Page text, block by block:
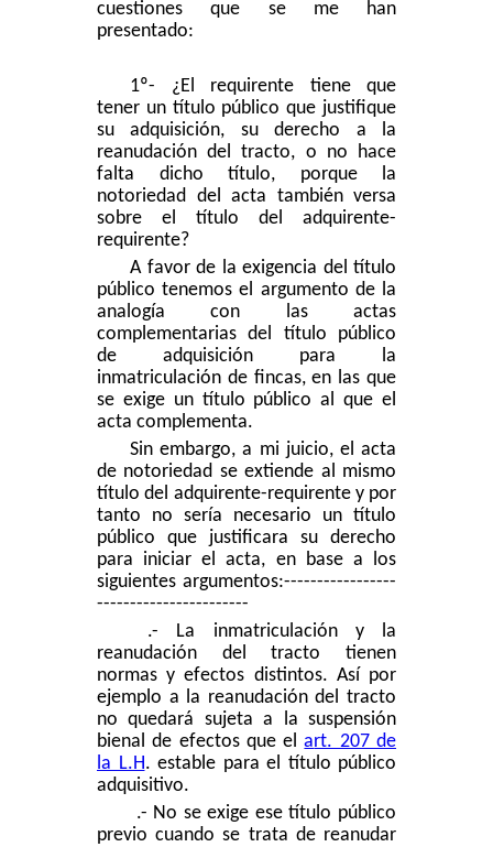
cuestiones que se me han
presentado:
1º- ¿El requirente tiene que
tener un título público que justifique
su adquisición, su derecho a la
reanudación del tracto, o no hace
falta dicho título, porque la
notoriedad del acta también versa
sobre el título del adquirente-
requirente?
A favor de la exigencia del título
público tenemos el argumento de la
analogía con las actas
complementarias del título público
de adquisición para la
inmatriculación de fincas, en las que
se exige un título público al que el
acta complementa.
Sin embargo, a mi juicio, el acta
de notoriedad se extiende al mismo
título del adquirente-requirente y por
tanto no sería necesario un título
público que justificara su derecho
para iniciar el acta, en base a los
siguientes argumentos:-----------------
-----------------------
.- La inmatriculación y la
reanudación del tracto tienen
normas y efectos distintos. Así por
ejemplo a la reanudación del tracto
no quedará sujeta a la suspensión
bienal de efectos que elart. 207 de
la L.H. estable para el título público
adquisitivo.
.- No se exige ese título público
previo cuando se trata de reanudar